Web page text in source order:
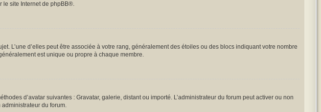
le site Internet de phpBB®.
L’une d’elles peut être associée à votre rang, généralement des étoiles ou des blocs indiquant votre nombre
est unique ou propre à chaque membre.
d’avatar suivantes : Gravatar, galerie, distant ou importé. L’administrateur du forum peut activer ou non
du forum.